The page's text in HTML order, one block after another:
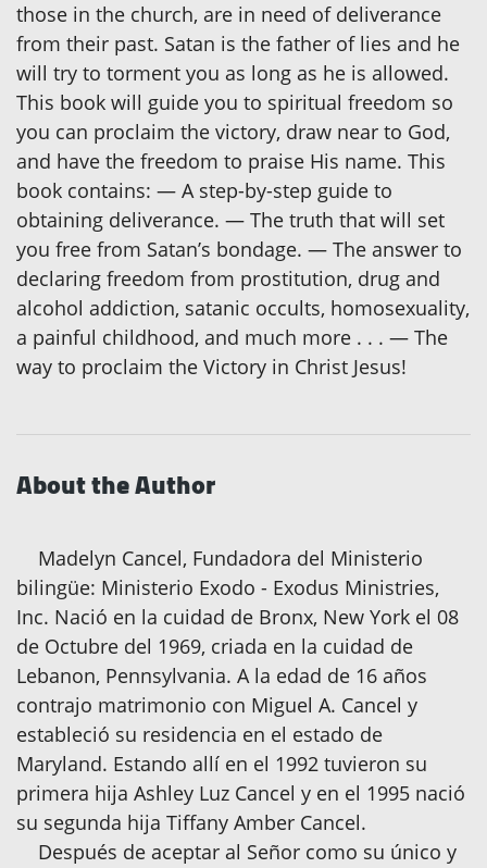
those in the church, are in need of deliverance
from their past. Satan is the father of lies and he
will try to torment you as long as he is allowed.
This book will guide you to spiritual freedom so
you can proclaim the victory, draw near to God,
and have the freedom to praise His name. This
book contains: — A step-by-step guide to
obtaining deliverance. — The truth that will set
you free from Satan’s bondage. — The answer to
declaring freedom from prostitution, drug and
alcohol addiction, satanic occults, homosexuality,
a painful childhood, and much more . . . — The
way to proclaim the Victory in Christ Jesus!
About the Author
Madelyn Cancel, Fundadora del Ministerio
bilingüe: Ministerio Exodo - Exodus Ministries,
Inc. Nació en la cuidad de Bronx, New York el 08
de Octubre del 1969, criada en la cuidad de
Lebanon, Pennsylvania. A la edad de 16 años
contrajo matrimonio con Miguel A. Cancel y
estableció su residencia en el estado de
Maryland. Estando allí en el 1992 tuvieron su
primera hija Ashley Luz Cancel y en el 1995 nació
su segunda hija Tiffany Amber Cancel.
Después de aceptar al Señor como su único y